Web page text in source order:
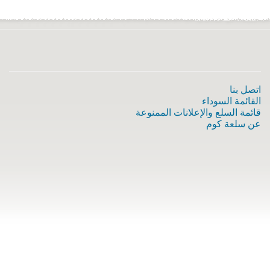
اتصل بنا
القائمة السوداء
قائمة السلع والإعلانات الممنوعة
عن سلعة كوم